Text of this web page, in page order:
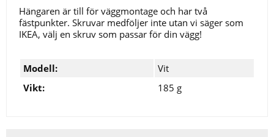
Hängaren är till för väggmontage och har två
fästpunkter. Skruvar medföljer inte utan vi säger som
IKEA, välj en skruv som passar för din vägg!
Modell:
Vit
Vikt:
185 g